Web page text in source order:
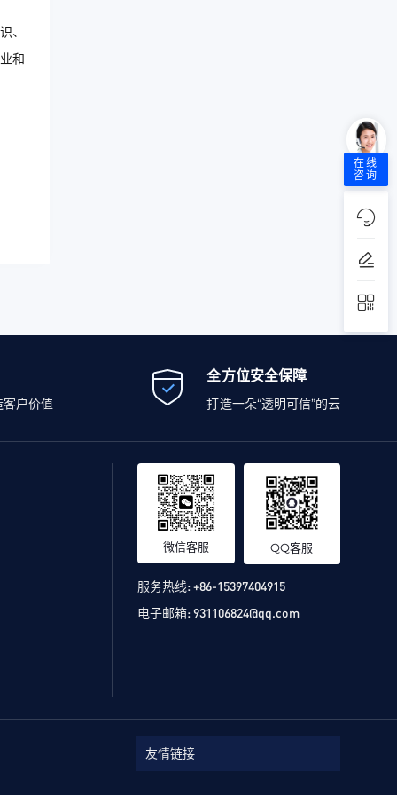
、
和
客户价值
全方位安全保障
打造一朵“透明可信”的云
微信客服 QQ客服
服务热线:+86-15397404915
电子邮箱:931106824@qq.com
友情链接
在线
咨询